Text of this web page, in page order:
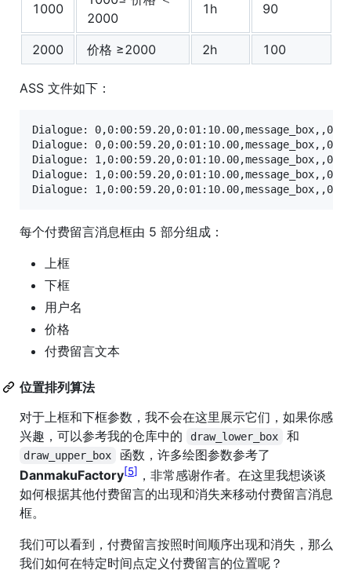
1000
2000
1h 90
2000 价格 ≥2000 2h 100
ASS 文件如下：
Dialogue:
Dialogue:
Dialogue:
Dialogue:
每个付费留言消息框由 5 部分组成：
上框
下框
用户名
价格
付费留言文本
位置排列算法
对于上框和下框参数，我不会在这里展示它们，如果你感
兴趣，可以参考我的仓库中的
draw_lower_box 和
draw_upper_box
函数，许多绘图参数参考了
DanmakuFactory 5
，非常感谢作者。在这里我想谈谈
如何根据其他付费留言的出现和消失来移动付费留言消息
框。
我们可以看到，付费留言按照时间顺序出现和消失，那么
我们如何在特定时间点定义付费留言的位置呢？